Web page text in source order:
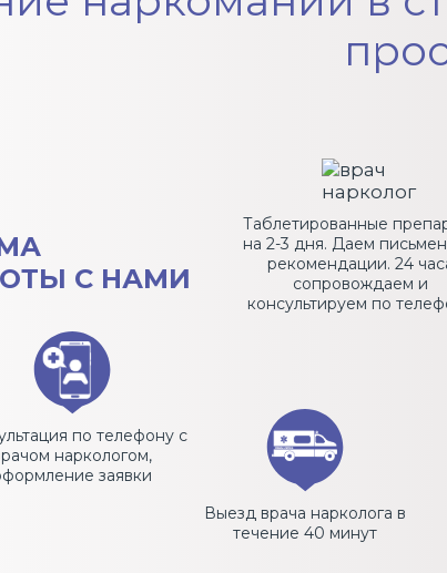
С НАМИ
по телефону с
наркологом,
заявки
Выезд врача нарколога в
течение 40 минут
Таблетированные
на 2-3 дня. Даем
рекомендации. 24
сопровождаем и
консультируем по